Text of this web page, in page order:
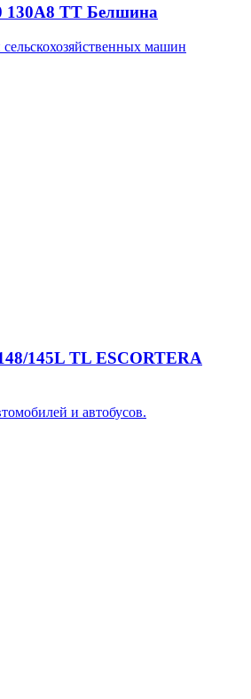
130А8 TT Белшина
машин
145L TL ESCORTERA
и автобусов.